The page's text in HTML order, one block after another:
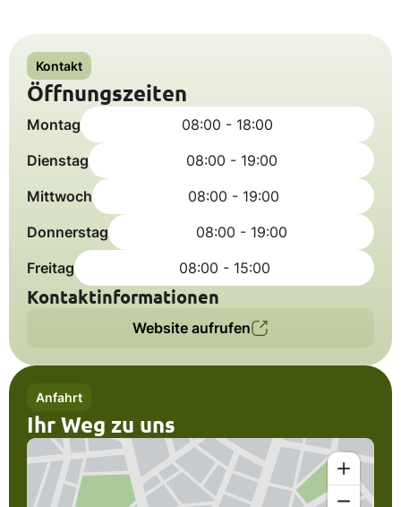
Kontakt
Öffnungszeiten
Montag
08:00 - 18:00
Dienstag
08:00 - 19:00
Mittwoch
08:00 - 19:00
Donnerstag
08:00 - 19:00
Freitag
08:00 - 15:00
Kontaktinformationen
Website aufrufen
Anfahrt
Ihr Weg zu uns